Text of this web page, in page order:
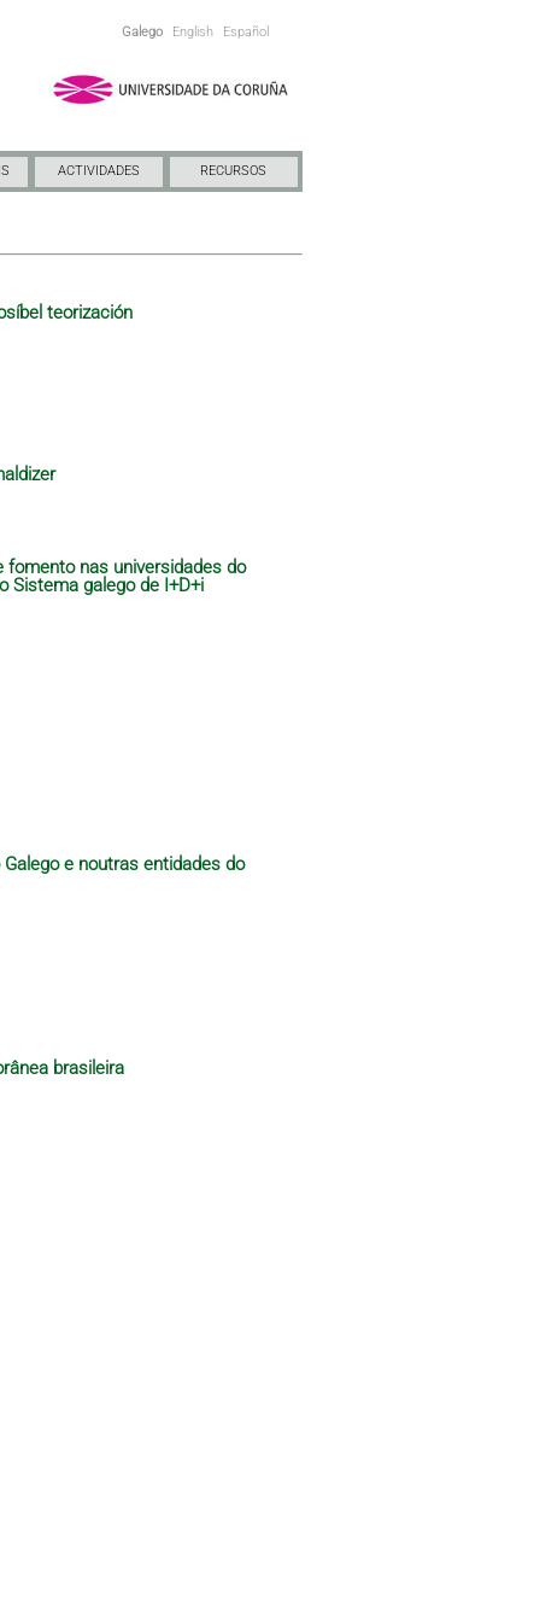
Galego English Español
ACTIVIDADES RECURSOS
teorización
nas universidades do
Sistema galego de I+D+i
e noutras entidades do
brasileira